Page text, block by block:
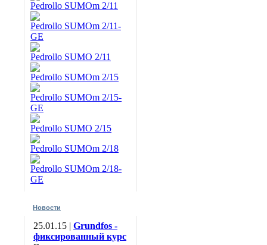
Pedrollo SUMOm 2/11
Pedrollo SUMOm 2/11-
GE
Pedrollo SUMO 2/11
Pedrollo SUMOm 2/15
Pedrollo SUMOm 2/15-
GE
Pedrollo SUMO 2/15
Pedrollo SUMOm 2/18
Pedrollo SUMOm 2/18-
GE
Новости
25.01.15 | Grundfos -
фиксированный курс